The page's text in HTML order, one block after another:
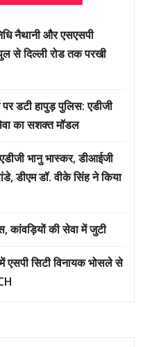
नैथानी और एसएसपी
से दिल्ली रोड तक परखी
पर डटी हापुड़ पुलिस: एडीजी
का सशक्त मॉडल
भानु भास्कर, डीआईजी
डीएम डॉ. वीके सिंह ने किया
कांवड़ियों की सेवा में जुटी
एसपी सिटी विनायक भोसले से